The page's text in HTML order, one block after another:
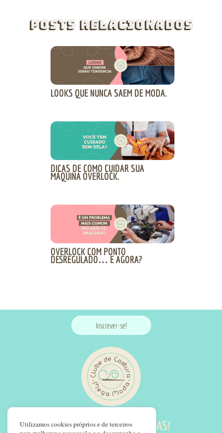
Posts Relacionados
LOOKS QUE NUNCA SAEM DE MODA.
DICAS DE COMO CUIDAR SUA
MÁQUINA OVERLOCK.
OVERLOCK COM PONTO
DESREGULADO… E AGORA?
Inscrever-se!
SIGA NOSSAS REDES SOCIAS!
Utilizamos cookies próprios e de terceiros